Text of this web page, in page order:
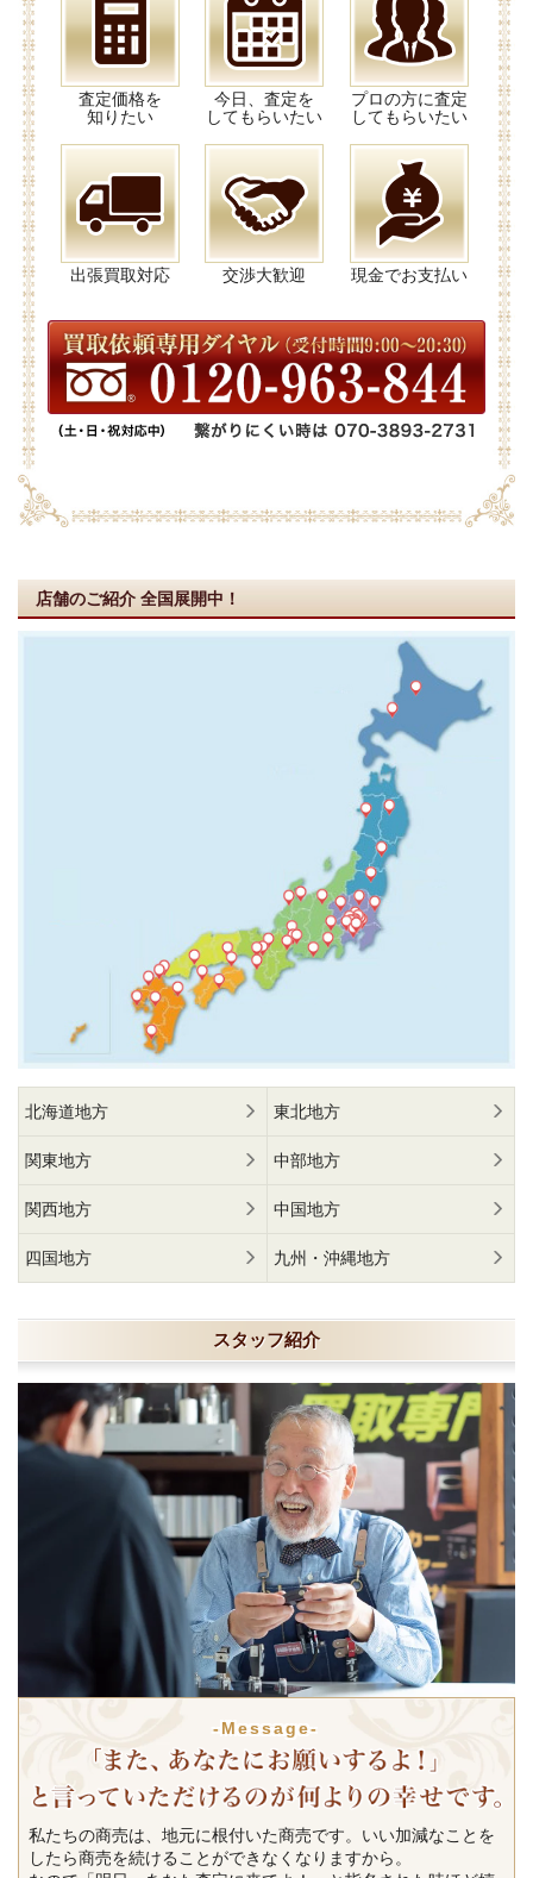
査定価格を
知りたい
今日、査定を
してもらいたい
プロの方に査定
してもらいたい
出張買取対応 交渉大歓迎 現金でお支払い
店舗のご紹介 全国展開中！
北海道地方 東北地方
関東地方 中部地方
関西地方 中国地方
四国地方 九州・沖縄地方
スタッフ紹介
-Message-
私たちの商売は、地元に根付いた商売です。いい加減なことを
したら商売を続けることができなくなりますから。